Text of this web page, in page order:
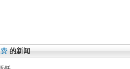
的新闻